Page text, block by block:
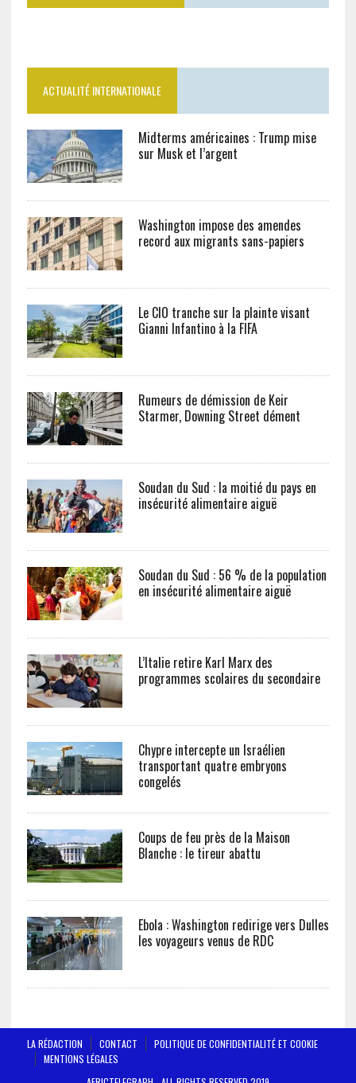
ACTUALITÉ INTERNATIONALE
Midterms américaines : Trump mise
sur Musk et l’argent
Washington impose des amendes
record aux migrants sans-papiers
Le CIO tranche sur la plainte visant
Gianni Infantino à la FIFA
Rumeurs de démission de Keir
Starmer, Downing Street dément
Soudan du Sud : la moitié du pays en
insécurité alimentaire aiguë
Soudan du Sud : 56 % de la population
en insécurité alimentaire aiguë
L’Italie retire Karl Marx des
programmes scolaires du secondaire
Chypre intercepte un Israélien
transportant quatre embryons
congelés
Coups de feu près de la Maison
Blanche : le tireur abattu
Ebola : Washington redirige vers Dulles
les voyageurs venus de RDC
LA RÉDACTION CONTACT
POLITIQUE DE CONFIDENTIALITÉ ET COOKIE
MENTIONS LÉGALES